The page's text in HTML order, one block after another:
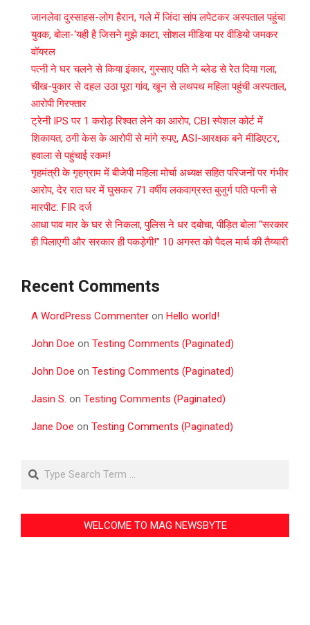
जानलेवा दुस्साहस-लोग हैरान, गले में जिंदा सांप लपेटकर अस्पताल पहुंचा
युवक, बोला-‘यही है जिसने मुझे काटा, सोशल मीडिया पर वीडियो जमकर
वॉयरल
पत्नी ने घर चलने से किया इंकार, गुस्साए पति ने ब्लेड से रेत दिया गला,
चीख-पुकार से दहल उठा पूरा गांव, खून से लथपथ महिला पहुंची अस्पताल,
आरोपी गिरफ्तार
ट्रेनी IPS पर 1 करोड़ रिश्वत लेने का आरोप, CBI स्पेशल कोर्ट में
शिकायत, ठगी केस के आरोपी से मांगे रुपए, ASI-आरक्षक बने मीडिएटर,
हवाला से पहुंचाई रकम!
गृहमंत्री के गृहग्राम में बीजेपी महिला मोर्चा अध्यक्ष सहित परिजनों पर गंभीर
आरोप, देर रात घर में घुसकर 71 वर्षीय लकवाग्रस्त बुजुर्ग पति पत्नी से
मारपीट. FIR दर्ज
आधा पाव मार के घर से निकला, पुलिस ने धर दबोचा, पीड़ित बोला “सरकार
ही पिलाएगी और सरकार ही पकड़ेगी!” 10 अगस्त को पैदल मार्च की तैय्यारी
Recent Comments
A WordPress Commenter on Hello world!
John Doe on Testing Comments (Paginated)
John Doe on Testing Comments (Paginated)
Jasin S. on Testing Comments (Paginated)
Jane Doe on Testing Comments (Paginated)
Search
WELCOME TO MAG NEWSBYTE